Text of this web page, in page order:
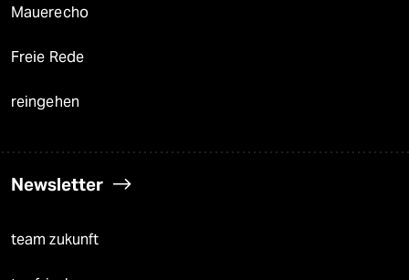
Mauerecho
Freie Rede
reingehen
Newsletter
team zukunft